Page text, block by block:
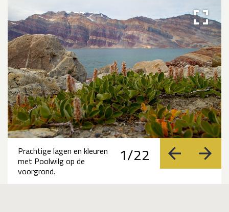
1/22 vorige
Prachtige lagen en kleuren
met Poolwilg op de
voorgrond.